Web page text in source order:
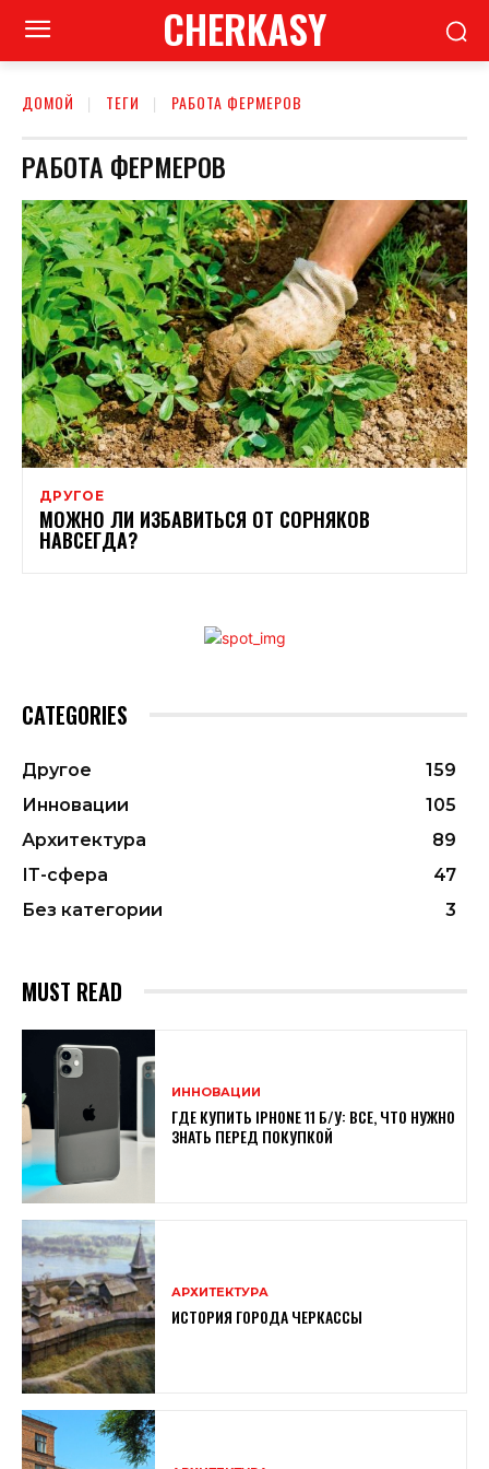
CHERKASY
ДОМОЙ ТЕГИ РАБОТА ФЕРМЕРОВ
РАБОТА ФЕРМЕРОВ
ДРУГОЕ
МОЖНО ЛИ ИЗБАВИТЬСЯ ОТ СОРНЯКОВ
НАВСЕГДА?
CATEGORIES
Другое
159
Инновации
105
Архитектура
89
ІТ-сфера
47
Без категории
3
MUST READ
ИННОВАЦИИ
ГДЕ КУПИТЬ IPHONE 11 Б/У: ВСЕ, ЧТО НУЖНО
ЗНАТЬ ПЕРЕД ПОКУПКОЙ
АРХИТЕКТУРА
ИСТОРИЯ ГОРОДА ЧЕРКАССЫ